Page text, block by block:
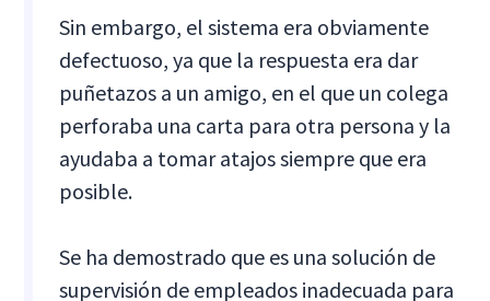
Sin embargo, el sistema era obviamente
defectuoso, ya que la respuesta era dar
puñetazos a un amigo, en el que un colega
perforaba una carta para otra persona y la
ayudaba a tomar atajos siempre que era
posible.
Se ha demostrado que es una solución de
supervisión de empleados inadecuada para